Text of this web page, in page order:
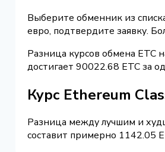
Выберите обменник из
евро, подтвердите заявку.
Разница курсов обмена ETC
достигает 90022.68 ETC за
Курс Ethereum
Разница между лучшим и
составит примерно 1142.05